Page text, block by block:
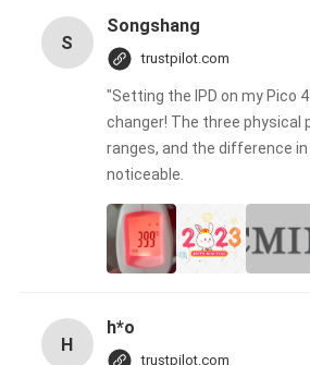
S
Songshang
trustpilot.com
"Setting the IPD on my Pico
changer! The three physical
ranges, and the difference
noticeable.
H
h*o
trustpilot.com